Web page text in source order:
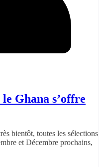
Ghana s’offre
bientôt, toutes les sélections
et Décembre prochains,